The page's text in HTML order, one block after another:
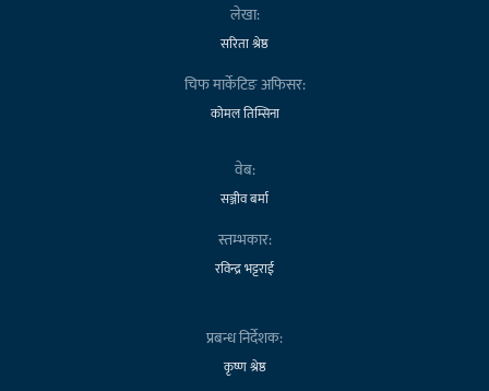
लेखा:
सरिता श्रेष्ठ
चिफ मार्केटिङ अफिसर:
कोमल तिम्सिना
वेब:
सञ्जीव बर्मा
स्तम्भकार:
रविन्द्र भट्टराई
प्रबन्ध निर्देशक:
कृष्ण श्रेष्ठ